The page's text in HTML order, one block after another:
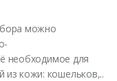
можно
необходимое для
из кожи: кошельков,..